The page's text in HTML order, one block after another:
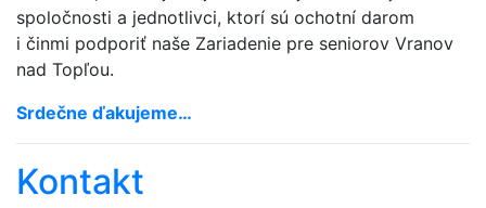
spoločnosti a jednotlivci, ktorí sú ochotní darom
i činmi podporiť naše Zariadenie pre seniorov Vranov
nad Topľou.
Srdečne ďakujeme…
Kontakt